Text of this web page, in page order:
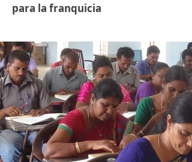
para la franquicia